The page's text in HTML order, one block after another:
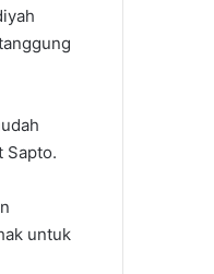
Sapto.
untuk